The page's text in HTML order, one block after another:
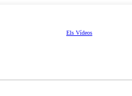
Els Vídeos